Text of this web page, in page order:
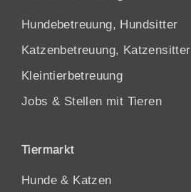
Hundebetreuung, Hundsitter
Katzenbetreuung, Katzensitter
Kleintierbetreuung
Jobs & Stellen mit Tieren
Tiermarkt
Hunde & Katzen